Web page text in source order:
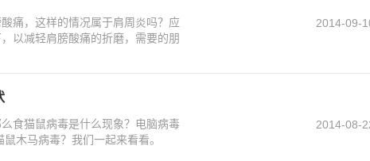
痛，这样的情况属于肩周炎吗？应
以减轻肩膀酸痛的折磨，需要的朋
2014-09-
食猫鼠病毒是什么现象？电脑病毒
木马病毒？我们一起来看看。
2014-08-